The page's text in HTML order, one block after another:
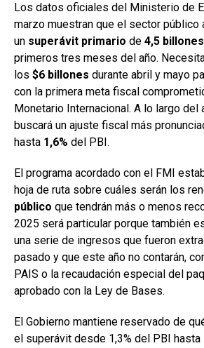
Los datos oficiales del Ministerio de
marzo muestran que el sector público
un superávit primario de 4,5
primeros tres meses del año.
los $6 billones durante abril y mayo
con la primera meta fiscal
Monetario Internacional. A lo largo del
buscará un ajuste fiscal más
hasta 1,6% del PBI.
El programa acordado con el FMI
hoja de ruta sobre cuáles serán los
público que tendrán más o menos
2025 será particular porque también
una serie de ingresos que fueron
pasado y que este año no contarán,
PAIS o la recaudación especial del
aprobado con la Ley de Bases.
El Gobierno mantiene reservado de
el superávit desde 1,3% del PBI hasta